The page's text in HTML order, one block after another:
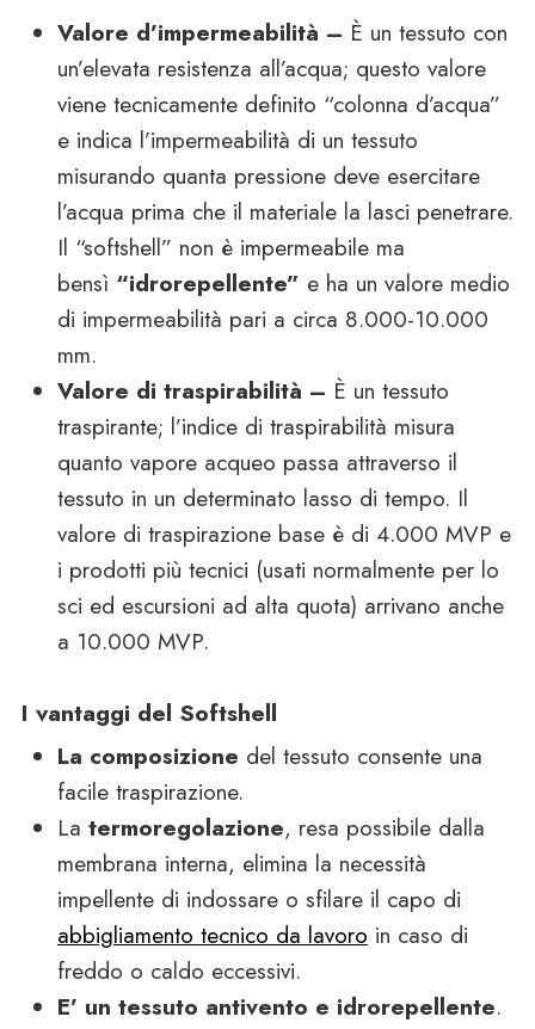
Valore d’impermeabilità – È un tessuto con
un’elevata resistenza all’acqua; questo valore
viene tecnicamente definito “colonna d’acqua”
e indica l’impermeabilità di un tessuto
misurando quanta pressione deve esercitare
l’acqua prima che il materiale la lasci penetrare.
Il “softshell” non è impermeabile ma
bensì “idrorepellente” e ha un valore medio
di impermeabilità pari a circa 8.000-10.000
mm.
Valore di traspirabilità – È un tessuto
traspirante; l’indice di traspirabilità misura
quanto vapore acqueo passa attraverso il
tessuto in un determinato lasso di tempo. Il
valore di traspirazione base è di 4.000 MVP e
i prodotti più tecnici (usati normalmente per lo
sci ed escursioni ad alta quota) arrivano anche
a 10.000 MVP.
I vantaggi del Softshell
La composizione del tessuto consente una
facile traspirazione.
La termoregolazione, resa possibile dalla
membrana interna, elimina la necessità
impellente di indossare o sfilare il capo di
abbigliamento tecnico da lavoro in caso di
freddo o caldo eccessivi.
E’ un tessuto antivento e idrorepellente.